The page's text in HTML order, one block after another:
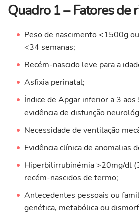
Quadro 1 – Fatores de
Peso de nascimento <1500g
<34 semanas;
Recém-nascido leve para a
Asfixia perinatal;
Índice de Apgar inferior a 3
evidência de disfunção
Necessidade de ventilação
Evidência clínica de anomalias
Hiperbilirrubinémia >20mg/dl
recém-nascidos de termo;
Antecedentes pessoais ou
genética, metabólica ou